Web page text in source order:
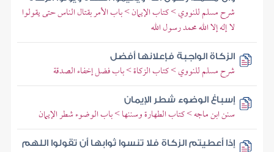
شرح مسلم للنووي > كتاب الإيمان > باب الأمر بقتال الناس حتى يقولوا
لا إله إلا الله محمد رسول الله
الزكاة الواجبة فإعلانها أفضل
شرح مسلم للنووي > كتاب الزكاة > باب فضل إخفاء الصدقة
إسباغ الوضوء شطر الإيمان
سنن ابن ماجه > كتاب الطهارة وسننها > باب الوضوء شطر الإيمان
إذا أعطيتم الزكاة فلا تنسوا ثوابها أن تقولوا اللهم